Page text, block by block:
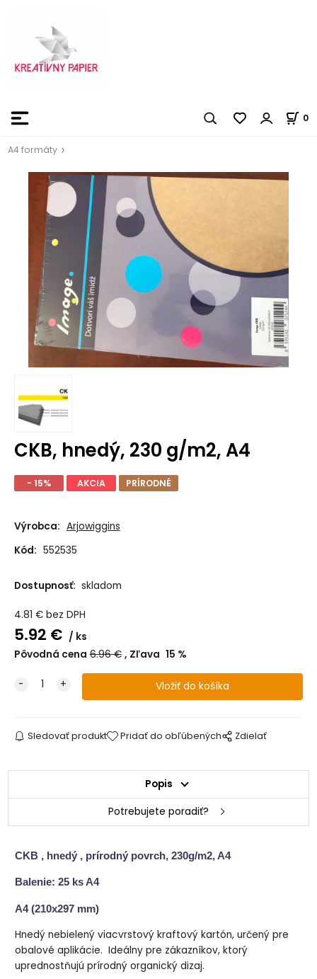
0
A4 formáty
CKB, hnedý, 230 g/m2, A4
- 15% AKCIA PRÍRODNÉ
Výrobca: Arjowiggins
Kód: 552535
Dostupnosť: skladom
4.81 € bez DPH
5.92 €
ks
Pôvodná cena 6.96€ Zľava 15 %
Sledovať produkt Pridať do obľúbených Zdielať
Popis
Potrebujete poradiť?
CKB , hnedý , prírodný povrch, 230g/m2, A4
Balenie: 25 ks A4
A4 (210x297 mm)
Hnedý nebielený viacvrstový kraftový kartón, určený pre
obalové aplikácie.Ideálny pre zákazníkov, ktorý
uprednostňujú prírodný organický dizaj.